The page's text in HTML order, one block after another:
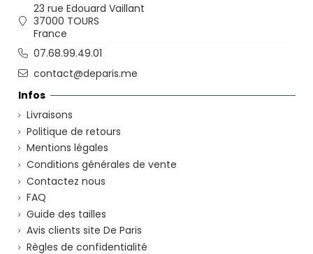
Infos
Livraisons
Politique de retours
Mentions légales
Conditions générales de vente
Contactez nous
FAQ
Guide des tailles
Avis clients site De Paris
Règles de confidentialité
23 rue Edouard Vaillant
37000 TOURS
France
07.68.99.49.01
contact@deparis.me